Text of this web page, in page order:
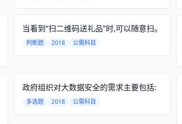
当看到“扫二维码送礼品”时,可以随意扫。
判断题 2018 公需科目
政府组织对大数据安全的需求主要包括:
多选题 2018 公需科目